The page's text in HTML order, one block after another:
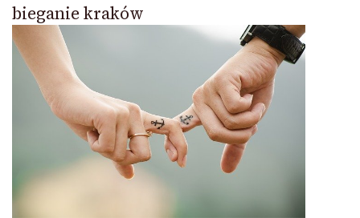
bieganie kraków